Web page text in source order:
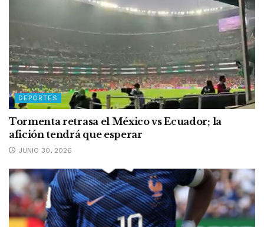
DEPORTES
Tormenta retrasa el México vs Ecuador; la
afición tendrá que esperar
JUNIO 30, 2026